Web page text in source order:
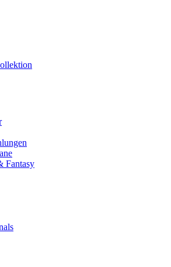
Fantasy